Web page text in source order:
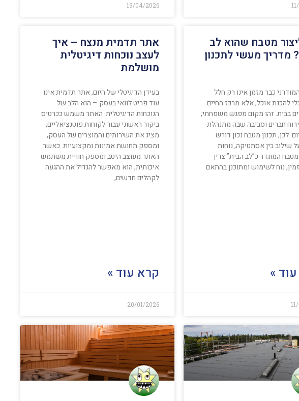
19/04/2026
מטבח שהוא לב
מדריך מעשי לתכנון
כבר מזמן אינו רק חלל
להכנת אוכל, אלא מרכז החיים
בבית. זהו מקום מפגש משפחתי,
חברים וסביבה שבה מתנהלת
לכן, תכנון מטבח נכון דורש
שילוב בין אסתטיקה, נוחות
מטבח המוגדר כ”לב הבית” צריך
נוח לשימוש ומתוכנן בהתאם
»
אתר תדמית מנצח – איך
לעצב נוכחות דיגיטלית
מושלמת
בעידן הדיגיטלי של היום, אתר תדמית אינו
עוד פריט לוואי בעסק – הוא הלב של
הנוכחות הדיגיטלית. האתר משמש ככרטיס
ביקור ראשוני עבור לקוחות פוטנציאליים,
מציג את השירותים והמוצרים של העסק,
ומספק תחושת אמינות ומקצועיות. כאשר
האתר מעוצב היטב ומספק חוויית משתמש
איכותית, הוא מאפשר להגדיל את ההגעה
לקהלים חדשים,
קרא עוד »
20/01/2026